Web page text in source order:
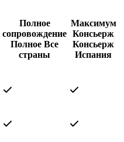
Полное
сопровождение
Полное Все
страны
Максимум
Консьерж
Консьерж
Испания